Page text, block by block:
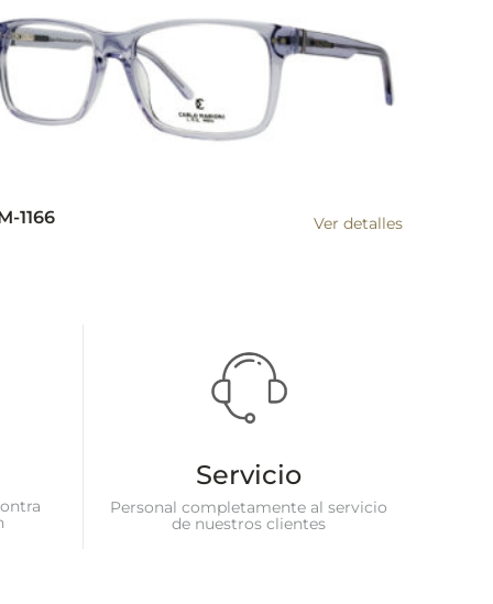
1166 Ver detalles
Servicio
Personal completamente al servicio
de nuestros clientes